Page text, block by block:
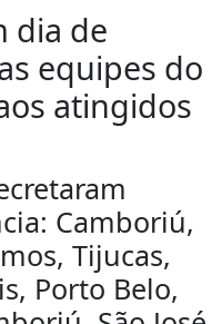
dia de
equipes do
atingidos
Camboriú,
Tijucas,
Porto Belo,